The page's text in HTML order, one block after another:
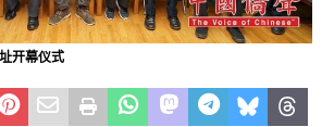
开幕仪式